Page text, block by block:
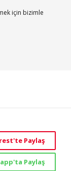
için bizimle
Paylaş
Paylaş